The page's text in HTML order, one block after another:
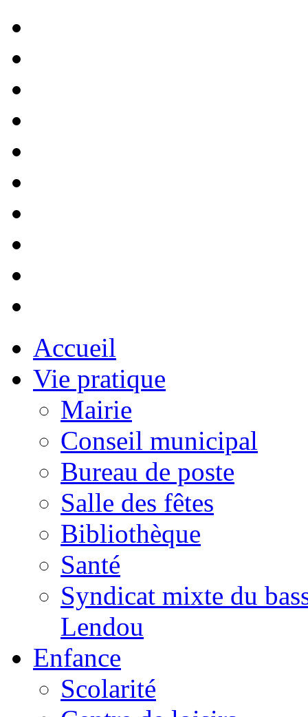
Accueil
Vie pratique
Mairie
Conseil municipal
Bureau de poste
Salle des fêtes
Bibliothèque
Santé
Syndicat mixte du
Lendou
Enfance
Scolarité